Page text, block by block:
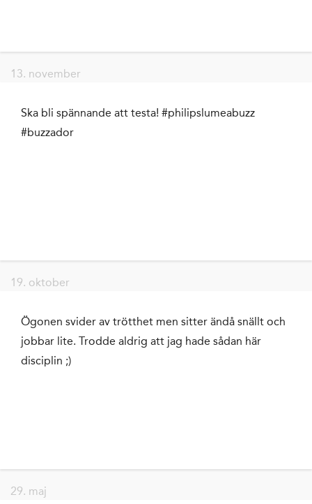
13. november
Ska bli spännande att testa! #philipslumeabuzz
#buzzador
19. oktober
Ögonen svider av trötthet men sitter ändå snällt och
jobbar lite. Trodde aldrig att jag hade sådan här
disciplin ;)
29. maj